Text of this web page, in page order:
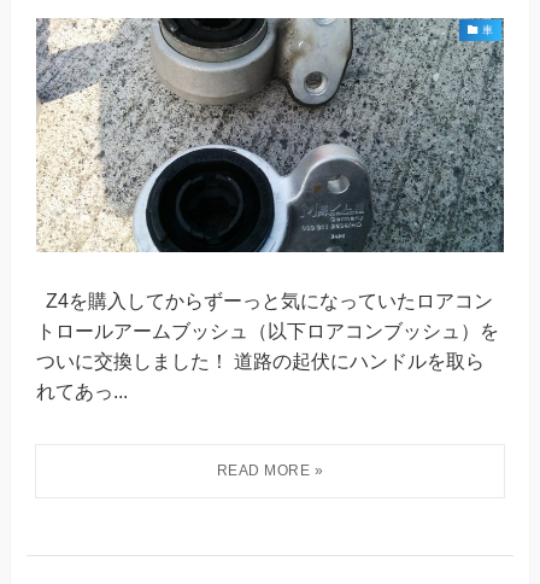
車
Z4を購入してからずーっと気になっていたロアコン
トロールアームブッシュ（以下ロアコンブッシュ）を
ついに交換しました！ 道路の起伏にハンドルを取ら
れてあっ...